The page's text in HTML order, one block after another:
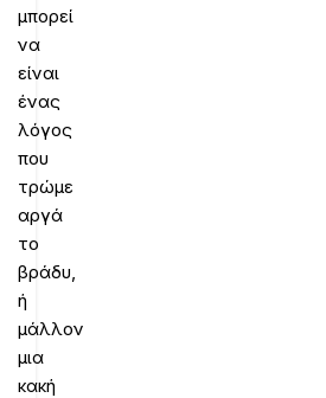
μπορεί
να
είναι
ένας
λόγος
που
τρώμε
αργά
το
βράδυ,
ή
μάλλον
μια
κακή